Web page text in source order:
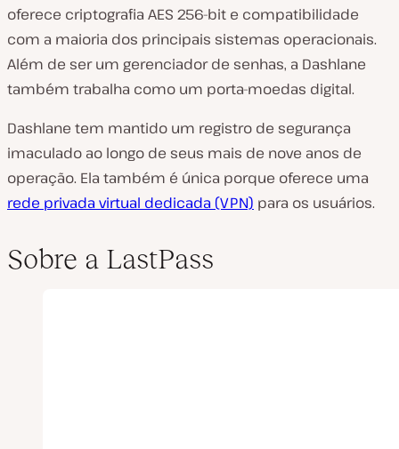
oferece criptografia AES 256-bit e compatibilidade
com a maioria dos principais sistemas operacionais.
Além de ser um gerenciador de senhas, a Dashlane
também trabalha como um porta-moedas digital.
Dashlane tem mantido um registro de segurança
imaculado ao longo de seus mais de nove anos de
operação. Ela também é única porque oferece uma
rede privada virtual dedicada (VPN) para os usuários.
Sobre a LastPass